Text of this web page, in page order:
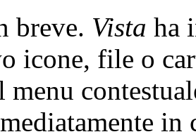
breve. Vista ha
icone, file o
menu